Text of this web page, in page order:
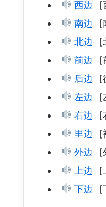
西边
[
南边
[
北边
[
前边
[
后边
[
左边
[
右边
[
里边
[
外边
[
上边
[
下边
[